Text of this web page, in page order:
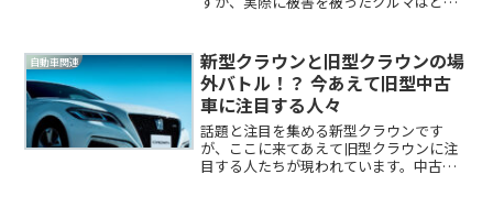
マのその後についてご紹介します。関連
記事関連記事被災車両の実...
自動車関連
新型クラウンと旧型クラウンの場
外バトル！？ 今あえて旧型中古
車に注目する人々
話題と注目を集める新型クラウンです
が、ここに来てあえて旧型クラウンに注
目する人たちが現われています。中古車